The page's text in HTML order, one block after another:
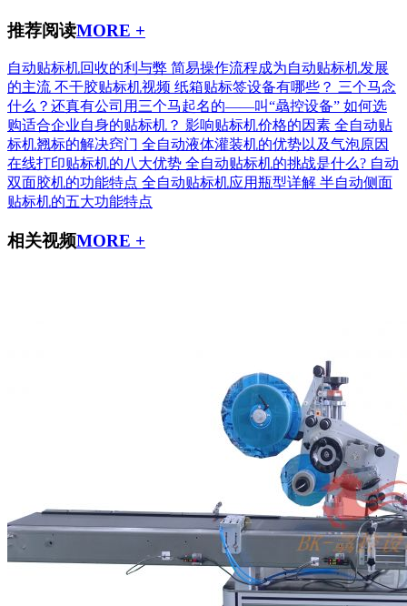
推荐阅读MORE +
自动贴标机回收的利与弊 简易操作流程成为自动贴标机发展
的主流 不干胶贴标机视频 纸箱贴标签设备有哪些？ 三个马念
什么？还真有公司用三个马起名的——叫“骉控设备” 如何选
购适合企业自身的贴标机？ 影响贴标机价格的因素 全自动贴
标机翘标的解决窍门 全自动液体灌装机的优势以及气泡原因
在线打印贴标机的八大优势 全自动贴标机的挑战是什么? 自动
双面胶机的功能特点 全自动贴标机应用瓶型详解 半自动侧面
贴标机的五大功能特点
相关视频MORE +